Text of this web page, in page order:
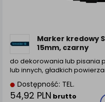
Marker kredowy
15mm, czarny
do dekorowania lub pisania
lub innych, gładkich
Dostępność: TEL.
54,92 PLN brutto
zamówienia na
zakładania konta.
Każda Państwa zgoda
dowolnym momencie
Polityka prywatności
Klauzula Informacyjna